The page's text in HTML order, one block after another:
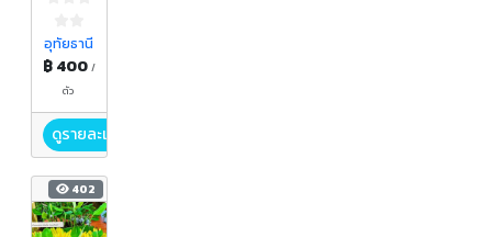
แบบ)
อุทัยธานี
฿ 400 /
ตัว
ดูรายละเอียด
402